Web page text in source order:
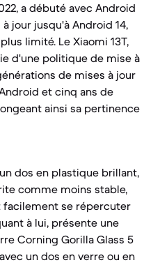
a débuté avec Android
jour jusqu'à Android 14,
limité. Le Xiaomi 13T,
d'une politique de mise à
de mises à jour
et cinq ans de
ainsi sa pertinence
dos en plastique brillant,
comme moins stable,
facilement se répercuter
à lui, présente une
Corning Gorilla Glass 5
un dos en verre ou en